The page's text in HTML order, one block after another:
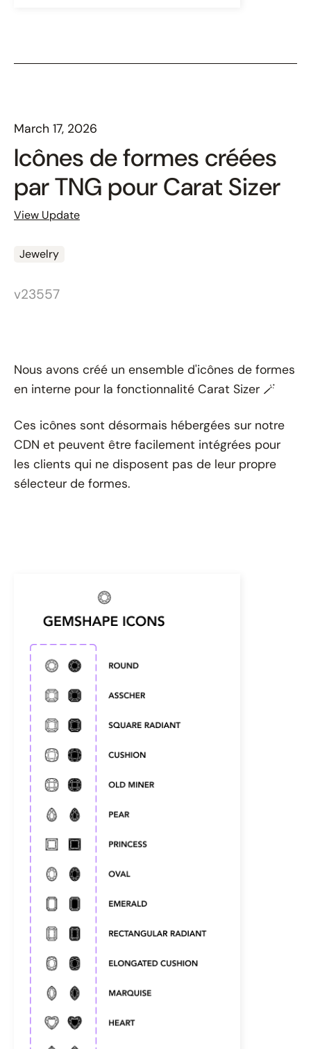
March 17, 2026
Icônes de formes créées
par TNG pour Carat Sizer
View Update
Jewelry
v23557
Nous avons créé un ensemble d'icônes de formes
en interne pour la fonctionnalité Carat Sizer 🪄
Ces icônes sont désormais hébergées sur notre
CDN et peuvent être facilement intégrées pour
les clients qui ne disposent pas de leur propre
sélecteur de formes.